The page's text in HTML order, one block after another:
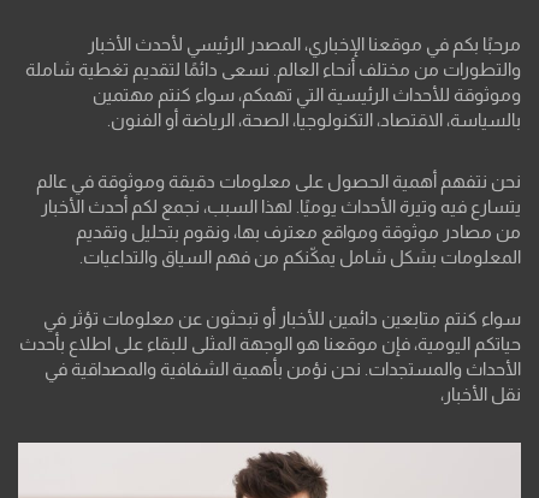
مرحبًا بكم في موقعنا الإخباري، المصدر الرئيسي لأحدث الأخبار
والتطورات من مختلف أنحاء العالم. نسعى دائمًا لتقديم تغطية شاملة
وموثوقة للأحداث الرئيسية التي تهمكم، سواء كنتم مهتمين
بالسياسة، الاقتصاد، التكنولوجيا، الصحة، الرياضة أو الفنون.
نحن نتفهم أهمية الحصول على معلومات دقيقة وموثوقة في عالم
يتسارع فيه وتيرة الأحداث يوميًا. لهذا السبب، نجمع لكم أحدث الأخبار
من مصادر موثوقة ومواقع معترف بها، ونقوم بتحليل وتقديم
المعلومات بشكل شامل يمكّنكم من فهم السياق والتداعيات.
سواء كنتم متابعين دائمين للأخبار أو تبحثون عن معلومات تؤثر في
حياتكم اليومية، فإن موقعنا هو الوجهة المثلى للبقاء على اطلاع بأحدث
الأحداث والمستجدات. نحن نؤمن بأهمية الشفافية والمصداقية في
نقل الأخبار،